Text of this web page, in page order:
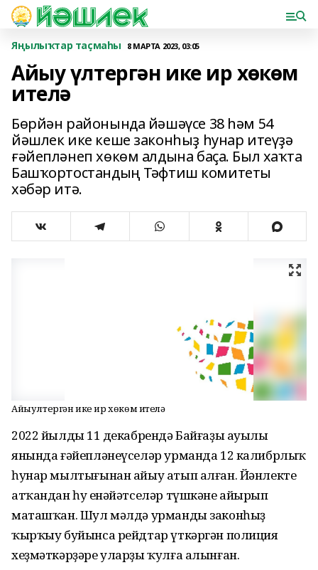
Яңылыҡтар таҫмаһы 8 МАРТА 2023, 03:05
Айыу үлтергән ике ир хөкөм
ителә
Бөрйән районында йәшәүсе 38 һәм 54
йәшлек ике кеше законһыҙ һунар итеүҙә
ғәйепләнеп хөкөм алдына баҫа. Был хаҡта
Башҡортостандың Тәфтиш комитеты
хәбәр итә.
Айыу үлтергән ике ир хөкөм ителә
2022 йылдың 11 декабрендә Байғаҙы ауылы
янында ғәйепләнеүселәр урманда 12 калибрлыҡ
һунар мылтығынан айыу атып алған. Йәнлекте
атҡандан һуң енәйәтселәр түшкәне айырып
маташҡан. Шул мәлдә урманды законһыҙ
ҡырҡыу буйынса рейдтар үткәргән полиция
хеҙмәткәрҙәре уларҙы ҡулға алынған.